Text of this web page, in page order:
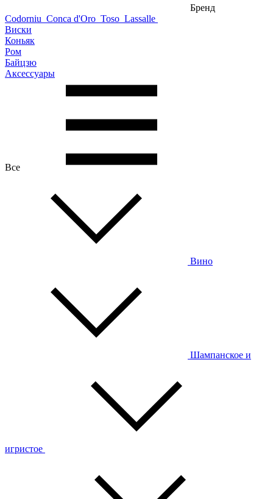
Бренд
Codorniu Conca d'Oro Toso Lassalle
Виски
Коньяк
Ром
Байцзю
Аксессуары
Все
Вино
Шампанское и
игристое